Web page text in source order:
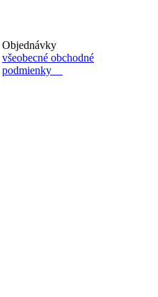
Objednávky
všeobecné obchodné
podmienky